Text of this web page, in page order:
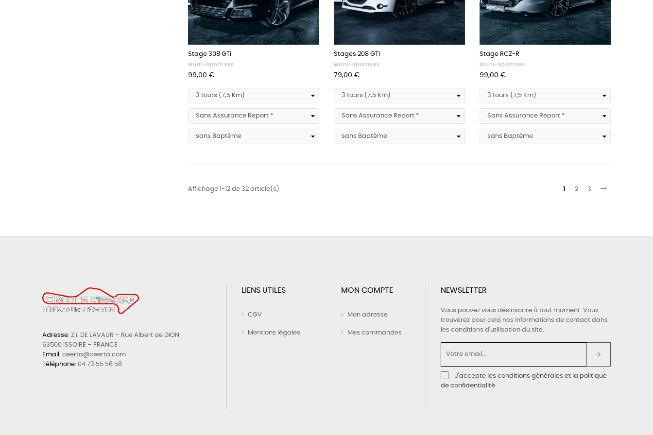
Stage 308 GTi
Multi-Sportives
Prix
99,00 €
Stages 208 GTI
Multi-Sportives
Prix
79,00 €
Stage RCZ-R
Multi-Sportives
Prix
99,00 €
Affichage 1-12 de 32 article(s) 1 2 3
Adresse: Z.i. DE LAVAUR – Rue Albert de DION
63500 ISSOIRE – FRANCE
Email : ceerta@ceerta.com
Téléphone: 04 73 55 56 56
LIENS UTILES
CGV
Mentions légales
MON COMPTE
Mon adresse
Mes commandes
NEWSLETTER
Vous pouvez vous désinscrire à tout moment. Vous
trouverez pour cela nos informations de contact dans
les conditions d'utilisation du site.
J'accepte les conditions générales et la politique
de confidentialité